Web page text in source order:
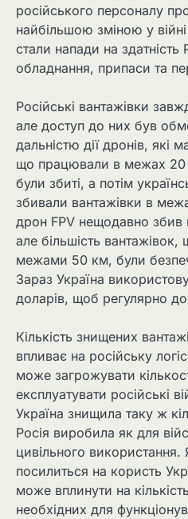
російського персоналу
найбільшою зміною у війні
стали напади на здатність
обладнання, припаси та
Російські вантажівки
але доступ до них був
дальністю дії дронів, які
що працювали в межах 20
були збиті, а потім
збивали вантажівки в
дрон FPV нещодавно збив
але більшість
межами 50 км, були
Зараз Україна
доларів, щоб регулярно
Кількість знищених
впливає на російську
може загрожувати
експлуатувати російські
Україна знищила таку ж
Росія виробила як для
цивільного використання.
посилиться на користь
може вплинути на
необхідних для